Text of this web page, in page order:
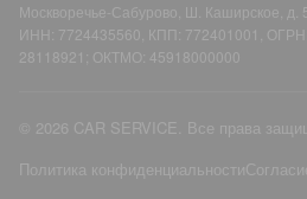
Москворечье-Сабурово, Ш. Каширское, д.
ИНН: 7724435560, КПП: 772401001,
28118921; ОКТМО: 45918000000
© 2026 CAR SERVICE. Все права
Политика конфиденциальности